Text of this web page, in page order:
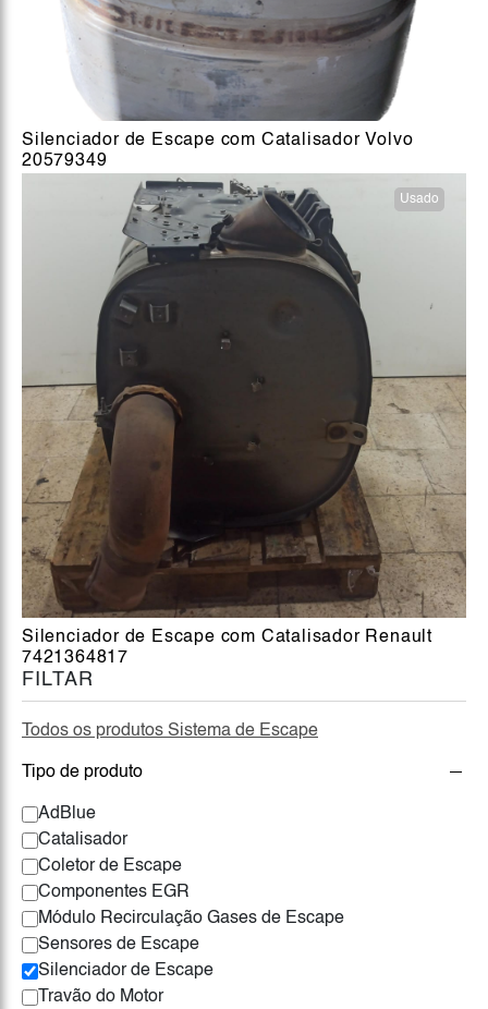
FILTAR
Todos os produtos Sistema de Escape
Tipo de produto
AdBlue
Catalisador
Coletor de Escape
Componentes EGR
Módulo Recirculação Gases de Escape
Sensores de Escape
Silenciador de Escape
Travão do Motor
Silenciador de Escape com Catalisador Volvo
20579349
Usado
Silenciador de Escape com Catalisador Renault
7421364817